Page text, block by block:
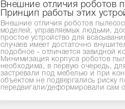
Внешние отличия роботов
Принцип работы этих
Внешние отличия роботов
моделей, управляемых людьми,
простое устройство для
случаев имеет достаточно
подобное - отличается завидной
Минимизация корпуса роботов
необходима, в первую очередь,
застревали под мебелью и при
объектом не подвергались риску
передвигали/деформировали сам